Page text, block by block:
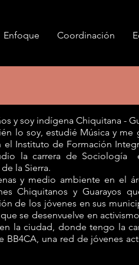
Enfoque Coordinación
y soy indígena Chiquitana -
lo soy, estudié Música y me
Instituto de Formación
la carrera de Sociología
la Sierra.
y medio ambiente en el
Chiquitanos y Guarayos
de los jóvenes en sus
se desenvuelve en
la ciudad, donde tengo la
una red de jóvenes